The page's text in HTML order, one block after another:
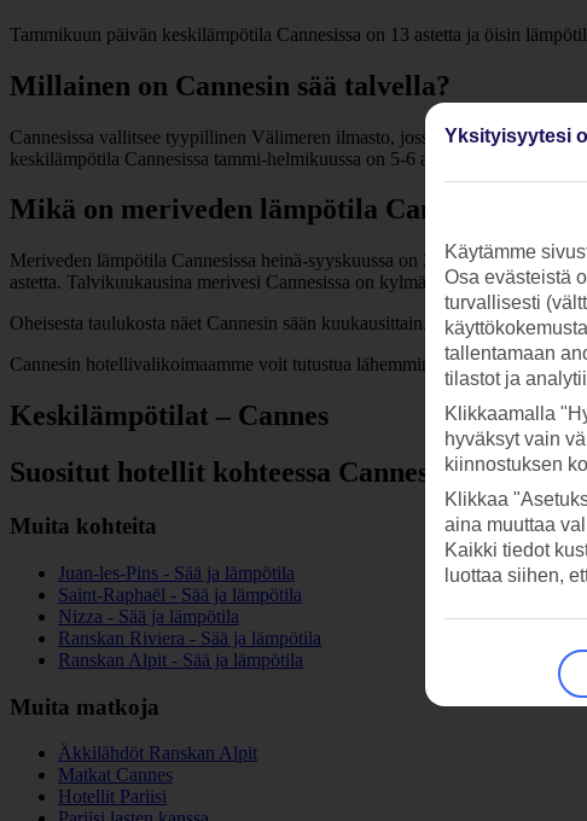
Tammikuun päivän keskilämpötila Cannesissa on 13 astetta ja öisin
Millainen on Cannesin sää talvella?
Cannesissa vallitsee tyypillinen Välimeren ilmasto, jossa kesät ovat
keskilämpötila Cannesissa tammi-helmikuussa on 5-6 astetta ja merivesi
Mikä on meriveden lämpötila Cannesissa ?
Meriveden lämpötila Cannesissa heinä-syyskuussa on 21-23 astetta, joten
astetta. Talvikuukausina merivesi Cannesissa on kylmää.
Oheisesta taulukosta näet Cannesin sään kuukausittain.
Cannesin hotellivalikoimaamme voit tutustua lähemmin alempaa.
Keskilämpötilat – Cannes
Suositut hotellit kohteessa Cannes
Muita kohteita
Juan-les-Pins - Sää ja lämpötila
Saint-Raphaël - Sää ja lämpötila
Nizza - Sää ja lämpötila
Ranskan Riviera - Sää ja lämpötila
Ranskan Alpit - Sää ja lämpötila
Muita matkoja
Äkkilähdöt Ranskan Alpit
Matkat Cannes
Hotellit Pariisi
Yksityisyytesi
Käytämme
Osa evästeistä
turvallisesti
tallentamaan
tilastot ja
Klikkaamalla
hyväksyt vain
kiinnostuksen
Klikkaa
aina muuttaa
Kaikki tiedot
luottaa siihen,